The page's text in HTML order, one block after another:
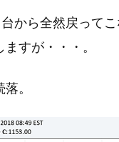
から全然戻って
すが・・・。
。